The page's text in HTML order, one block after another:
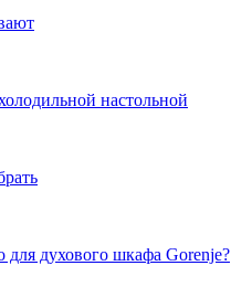
настольной
для духового шкафа Gorenje?